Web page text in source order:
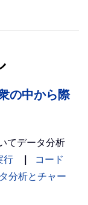
の中から際
てデータ分析
行
コード
分析とチャー